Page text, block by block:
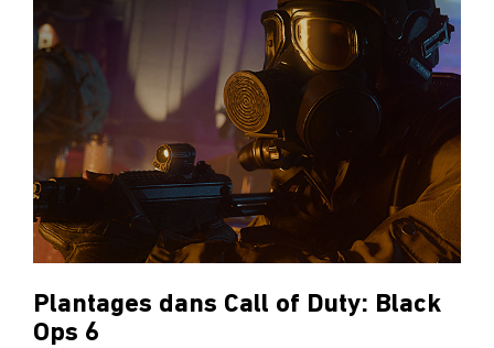
Plantages dans Call of Duty: Black
Ops 6